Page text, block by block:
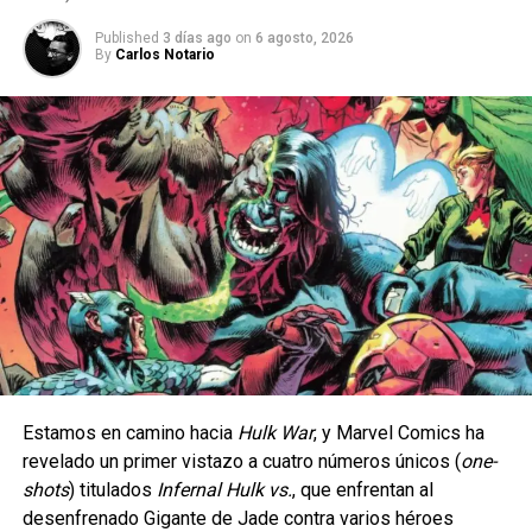
Desde su primera aparición y su inclusión al universo de
Marvel, se nos han presentado distintas generaciones de
Eternos, y es que a diferencia de su nombre, esta raza no
es cien por ciento inmortales e incluso en un inicio no
poseían los poderes cósmicos que ahora se le se
atribuye, no fue sino hasta la destrucción de su planeta,
La serie da inicio a una etapa totalmente nueva de
aventuras en cómic para el icónico arqueólogo,
Published 3 días ago on 6 agosto, 2026
By Carlos Notario
Estamos en camino hacia Hulk War, y Marvel Comics ha
revelado un primer vistazo a cuatro números únicos (one-
shots) titulados Infernal Hulk vs., que enfrentan al
desenfrenado Gigante de Jade contra varios héroes